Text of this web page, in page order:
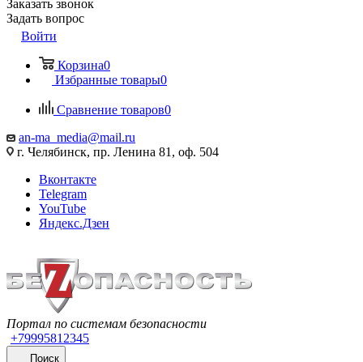
Заказать звонок
Задать вопрос
Войти
Корзина0
Избранные товары0
Сравнение товаров0
an-ma_media@mail.ru
г. Челябинск, пр. Ленина 81, оф. 504
Вконтакте
Telegram
YouTube
Яндекс.Дзен
Портал по системам безопасности
+79995812345
Поиск